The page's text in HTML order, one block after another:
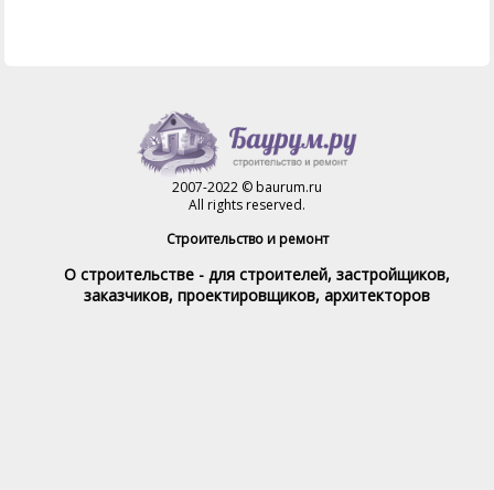
2007-2022 © baurum.ru
All rights reserved.
Строительство и ремонт
О строительстве - для строителей, застройщиков,
заказчиков, проектировщиков, архитекторов